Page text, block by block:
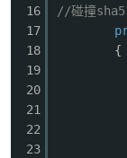
16
17
18
19
20
21
22
23
//碰撞
{